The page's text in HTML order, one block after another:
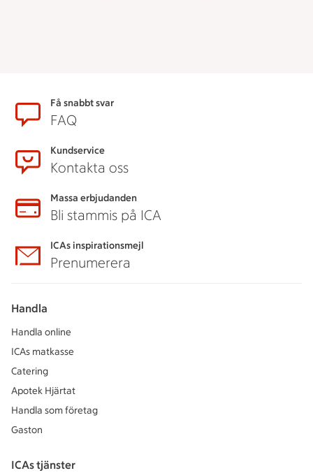
SidfotFå snabbt svar
FAQ
Kundservice
Kontakta oss
Massa erbjudanden
Bli stammis på ICA
ICAs inspirationsmejl
Prenumerera
Handla
Handla online
ICAs matkasse
Catering
Apotek Hjärtat
Handla som företag
Gaston
ICAs tjänster